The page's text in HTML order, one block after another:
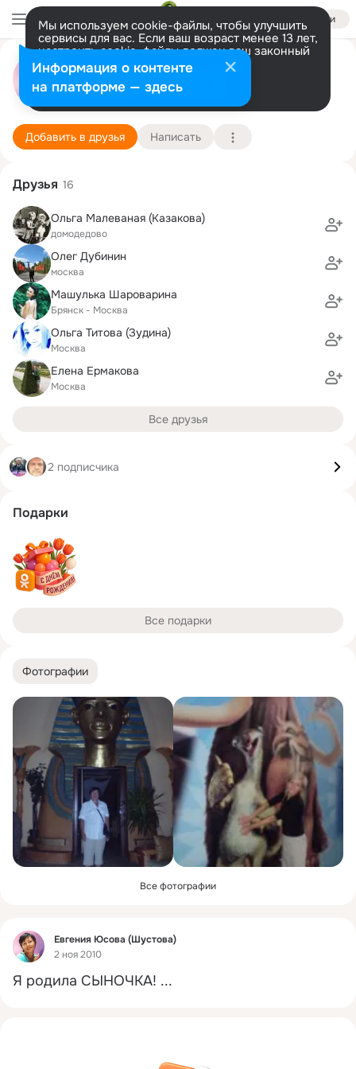
Войти
Мы используем cookie-файлы, чтобы улучшить
сервисы для вас. Если ваш возраст менее 13 лет,
настроить cookie-файлы должен ваш законный
представитель. Больше информации
Разрешить все Настроить
Евгения Юсова (Шустова)
Москва
14 марта (48 лет)
ООО "НИИ экономики связи и информатики
Подробнее
Добавить в друзья Написать
Фотографии
Все фотографии
Фид
Евгения Юсова (Шустова)
2 ноя 2010
Я родила СЫНОЧКА! ...
Друзья 16
Ольга Малеваная (Казакова)
домодедово
Олег Дубинин
москва
Машулька Шароварина
Брянск - Москва
Ольга Титова (Зудина)
Москва
Елена Ермакова
Москва
Все друзья
2 подписчика
Подарки
Все подарки
Информация о контенте
на платформе — здесь